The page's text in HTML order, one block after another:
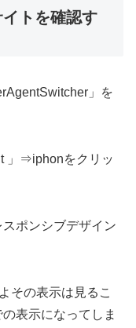
トを確認す
」を
」⇒iphonをクリッ
ポンシブデザイン
その表示は見るこ
表示になってしま